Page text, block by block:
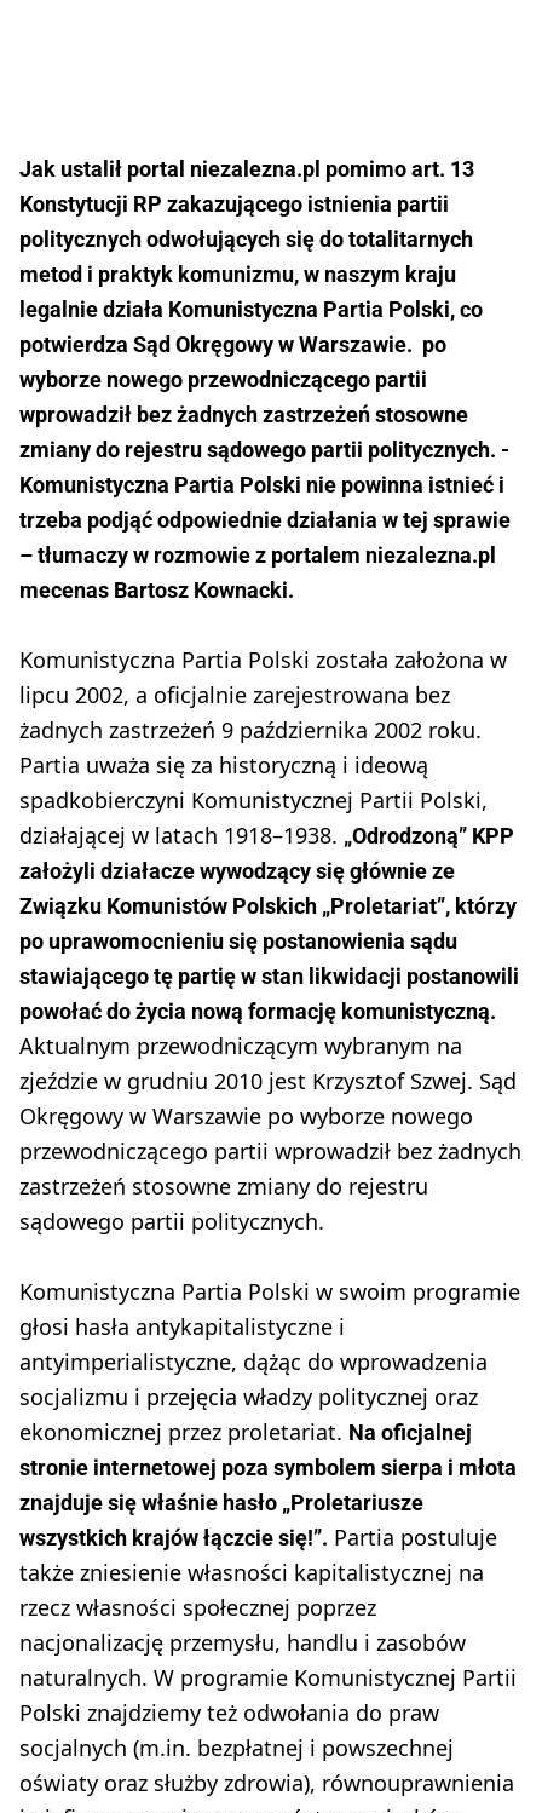
Jak ustalił portal niezalezna.pl pomimo art. 13
Konstytucji RP zakazującego istnienia partii
politycznych odwołujących się do totalitarnych
metod i praktyk komunizmu, w naszym kraju
legalnie działa Komunistyczna Partia Polski, co
potwierdza Sąd Okręgowy w Warszawie. po
wyborze nowego przewodniczącego partii
wprowadził bez żadnych zastrzeżeń stosowne
zmiany do rejestru sądowego partii politycznych. -
Komunistyczna Partia Polski nie powinna istnieć i
trzeba podjąć odpowiednie działania w tej sprawie
– tłumaczy w rozmowie z portalem niezalezna.pl
mecenas Bartosz Kownacki.
Komunistyczna Partia Polski została założona w
lipcu 2002, a oficjalnie zarejestrowana bez
żadnych zastrzeżeń 9 października 2002 roku.
Partia uważa się za historyczną i ideową
spadkobierczyni Komunistycznej Partii Polski,
działającej w latach 1918–1938. „Odrodzoną” KPP
założyli działacze wywodzący się głównie ze
Związku Komunistów Polskich „Proletariat”, którzy
po uprawomocnieniu się postanowienia sądu
stawiającego tę partię w stan likwidacji postanowili
powołać do życia nową formację komunistyczną.
Aktualnym przewodniczącym wybranym na
zjeździe w grudniu 2010 jest Krzysztof Szwej. Sąd
Okręgowy w Warszawie po wyborze nowego
przewodniczącego partii wprowadził bez żadnych
zastrzeżeń stosowne zmiany do rejestru
sądowego partii politycznych.
Komunistyczna Partia Polski w swoim programie
głosi hasła antykapitalistyczne i
antyimperialistyczne, dążąc do wprowadzenia
socjalizmu i przejęcia władzy politycznej oraz
ekonomicznej przez proletariat. Na oficjalnej
stronie internetowej poza symbolem sierpa i młota
znajduje się właśnie hasło „Proletariusze
wszystkich krajów łączcie się!”. Partia postuluje
także zniesienie własności kapitalistycznej na
rzecz własności społecznej poprzez
nacjonalizację przemysłu, handlu i zasobów
naturalnych. W programie Komunistycznej Partii
Polski znajdziemy też odwołania do praw
socjalnych (m.in. bezpłatnej i powszechnej
oświaty oraz służby zdrowia), równouprawnienia